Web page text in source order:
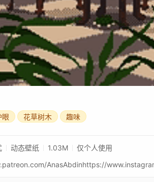
眼 花草树木 趣味
动态壁纸 1.03M 仅个人使用